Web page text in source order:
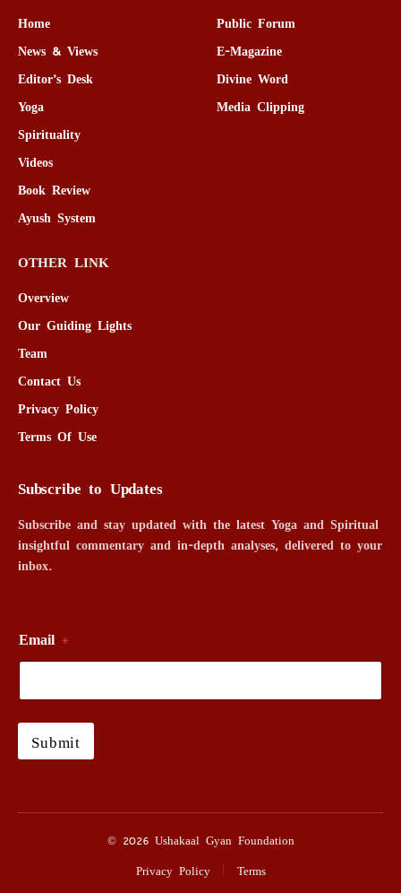
Home
News & Views
Editor’s Desk
Yoga
Spirituality
Videos
Book Review
Ayush System
Public Forum
E-Magazine
Divine Word
Media Clipping
OTHER LINK
Overview
Our Guiding Lights
Team
Contact Us
Privacy Policy
Terms Of Use
Subscribe to Updates
Subscribe and stay updated with the latest Yoga and Spiritual
insightful commentary and in-depth analyses, delivered to your
inbox.
Email *
Submit
© 2026 Ushakaal Gyan Foundation
Privacy Policy
Terms